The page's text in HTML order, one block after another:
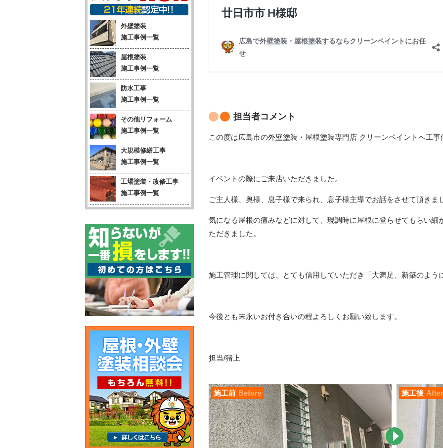
担当者コメント
この度は広島市の外壁塗装・屋根塗装専門店 クリーンペイントへ工
イベントの際にご来店いただきました。
ご主人様、奥様、息子様で来られ、息子様主導でお話をさせて頂きま
気になる屋根の痛みなどに対して、現調時に屋根に登らせてもらい
ただきました。
施工管理に関しては、とても信用していただき「大満足、新築のよう
今後とも末永いお付き合いの程よろしくお願い致します。
担当/猪上
施工前 Before 施工後 After
外壁塗装
施工事例一覧
屋根塗装
施工事例一覧
防水工事
施工事例一覧
その他リフォーム
施工事例一覧
大規模修繕工事
施工事例一覧
工場塗装・改修工事
施工事例一覧